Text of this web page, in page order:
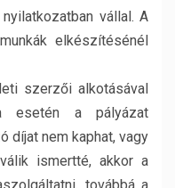
vállal. A
elkészítésénél
szerzői alkotásával
esetén a pályázat
díjat nem kaphat, vagy
ismertté, akkor a